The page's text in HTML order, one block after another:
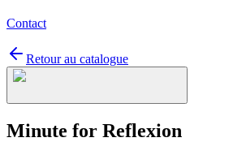
Contact
Retour au catalogue
Minute for Reflexion